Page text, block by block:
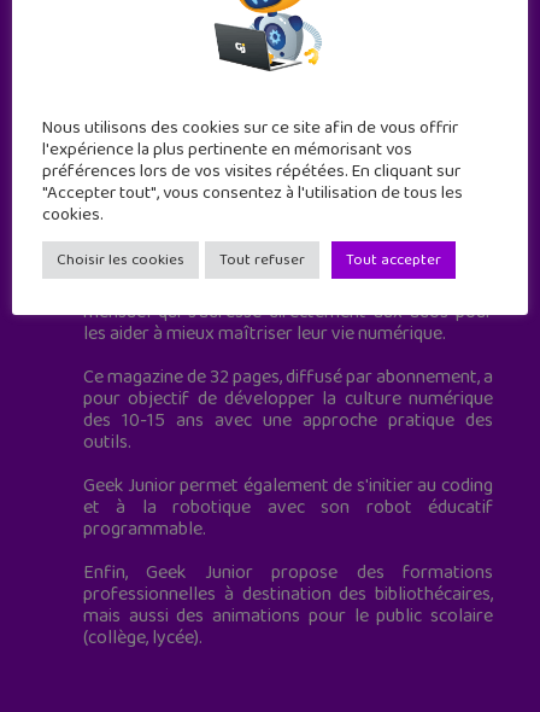
Geek Junior est le premier site de culture numérique
à destination des adolescents.
mensuel qui s’adresse directement aux ados pour
les aider à mieux maîtriser leur vie numérique.
Ce magazine de 32 pages, diffusé par abonnement, a
pour objectif de développer la culture numérique
des 10-15 ans avec une approche pratique des
outils.
Geek Junior permet également de s'initier au coding
et à la robotique avec son robot éducatif
programmable.
Enfin, Geek Junior propose des formations
professionnelles à destination des bibliothécaires,
mais aussi des animations pour le public scolaire
(collège, lycée).
Nous utilisons des cookies sur ce site afin de vous offrir
l'expérience la plus pertinente en mémorisant vos
préférences lors de vos visites répétées. En cliquant sur
"Accepter tout", vous consentez à l'utilisation de tous les
cookies.
Choisir les cookies Tout refuser Tout accepter